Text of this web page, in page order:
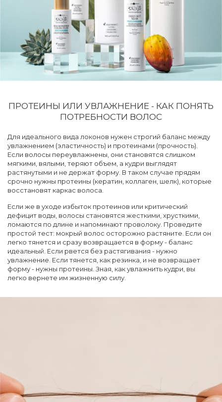
ПРОТЕИНЫ ИЛИ УВЛАЖНЕНИЕ - КАК ПОНЯТЬ
ПОТРЕБНОСТИ ВОЛОС
Для идеального вида локонов нужен строгий баланс между
увлажнением (эластичность) и протеинами (прочность).
Если волосы переувлажнены, они становятся слишком
мягкими, вялыми, теряют объем, а кудри выглядят
растянутыми и не держат форму. В таком случае прядям
срочно нужны протеины (кератин, коллаген, шелк), которые
восстановят каркас волоса.
Если же в уходе избыток протеинов или критический
дефицит воды, волосы становятся жесткими, хрусткими,
ломаются по длине и напоминают проволоку. Проведите
простой тест: мокрый волос осторожно растяните. Если он
легко тянется и сразу возвращается в форму - баланс
идеальный. Если рвется без растягивания - нужно
увлажнение. Если тянется, как резинка, и не возвращает
форму - нужны протеины. Зная, как увлажнить кудри, вы
легко вернете им жизненную силу.